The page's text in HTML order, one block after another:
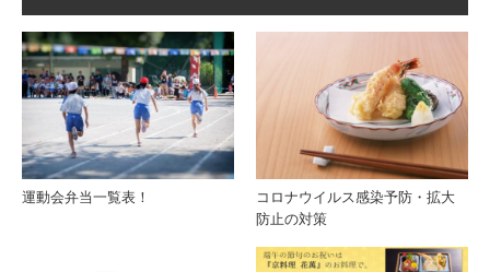
運動会弁当一覧表！
コロナウイルス感染予防・拡大
防止の対策